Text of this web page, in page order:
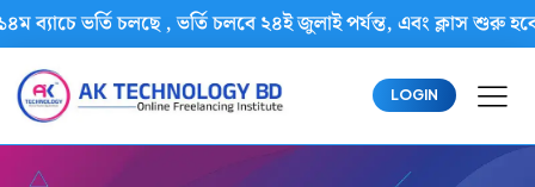
ব্যাচে ভর্তি চলছে , ভর্তি চলবে ২৪ই জুলাই পর্যন্ত, এবং ক্লাস শুরু
LOGIN